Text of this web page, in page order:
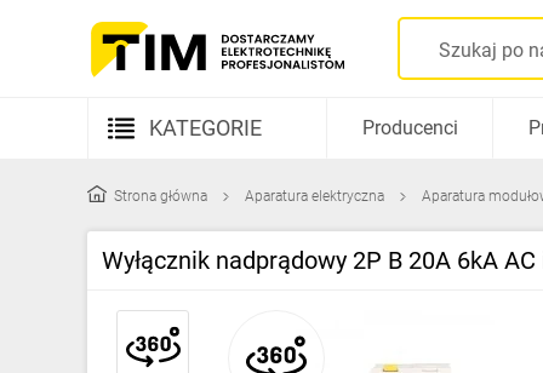
KATEGORIE
Kable i przewody
Rozdzielnice i obudowy
Elementy prowadzenia kabli
Producenci
Strona główna Aparatura elektryczna Aparatura
Wyłącznik nadprądowy 2P B 20A 6kA